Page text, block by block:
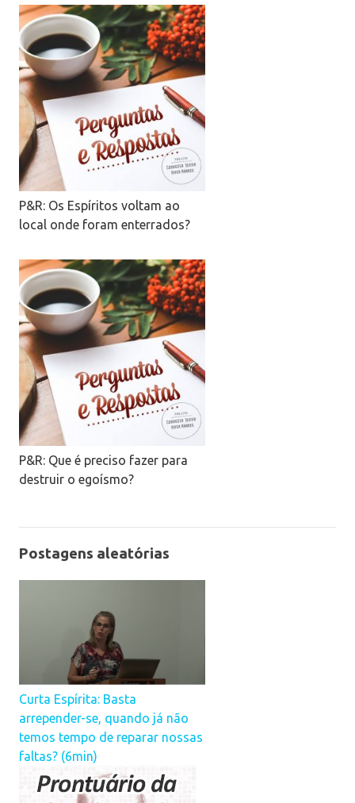
P&R: Os Espíritos voltam ao
local onde foram enterrados?
P&R: Que é preciso fazer para
destruir o egoísmo?
Postagens aleatórias
Curta Espírita: Basta
arrepender-se, quando já não
temos tempo de reparar nossas
faltas? (6min)